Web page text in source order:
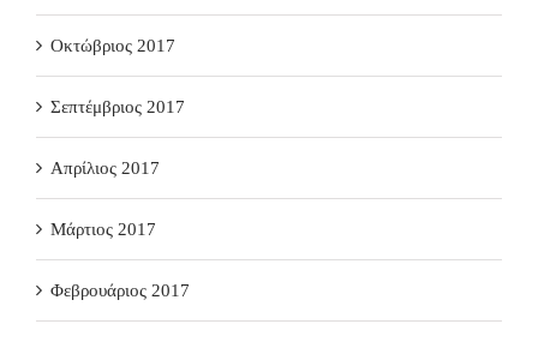
Οκτώβριος 2017
Σεπτέμβριος 2017
Απρίλιος 2017
Μάρτιος 2017
Φεβρουάριος 2017